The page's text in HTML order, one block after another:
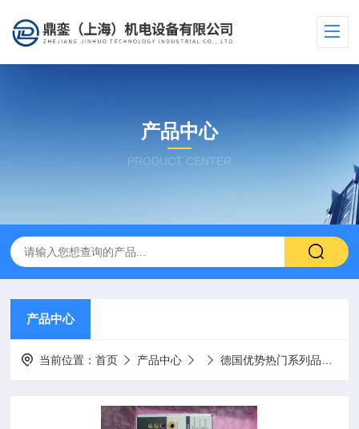
产品中心
PRODUCT CENTER
产品中心
当前位置：首页 产品中心 德国优势热门系列品牌